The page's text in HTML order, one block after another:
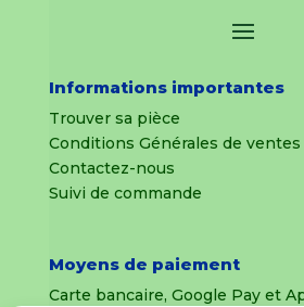
Informations importantes
Trouver sa pièce
Conditions Générales de ventes
Contactez-nous
Suivi de commande
Moyens de paiement
Carte bancaire, Google Pay et